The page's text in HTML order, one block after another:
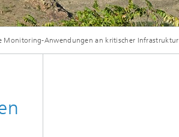
Monitoring-Anwendungen an kritischer Infrastruktur